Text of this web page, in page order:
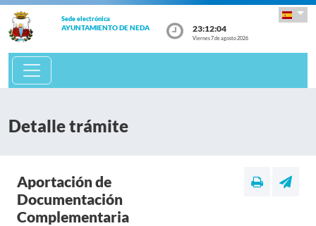
Sede electrónica
AYUNTAMIENTO DE NEDA 23:12:05
Viernes 7 de agosto 2026
Detalle trámite
Aportación de
Documentación
Complementaria